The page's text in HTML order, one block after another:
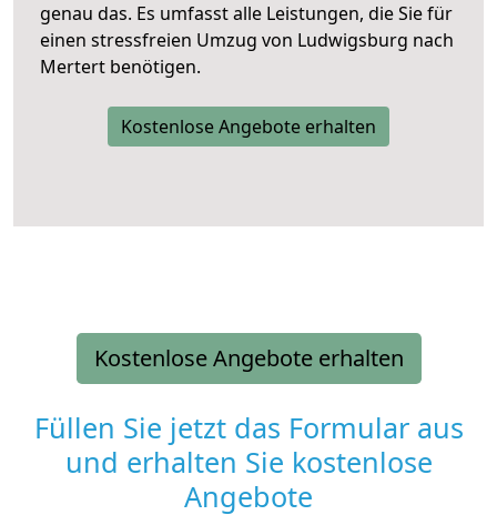
genau das. Es umfasst alle Leistungen, die Sie für
einen stressfreien Umzug von Ludwigsburg nach
Mertert benötigen.
Kostenlose Angebote erhalten
Kostenlose Angebote erhalten
Füllen Sie jetzt das Formular aus
und erhalten Sie kostenlose
Angebote